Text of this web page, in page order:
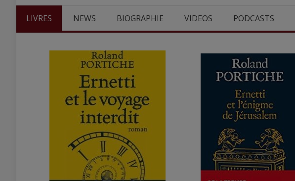
LIVRES NEWS BIOGRAPHIE VIDEOS PODCASTS